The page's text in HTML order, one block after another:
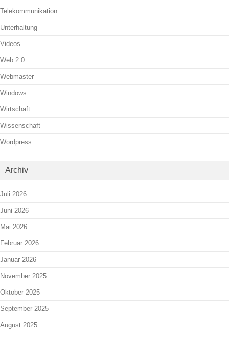
Telekommunikation
Unterhaltung
Videos
Web 2.0
Webmaster
Windows
Wirtschaft
Wissenschaft
Wordpress
Archiv
Juli 2026
Juni 2026
Mai 2026
Februar 2026
Januar 2026
November 2025
Oktober 2025
September 2025
August 2025